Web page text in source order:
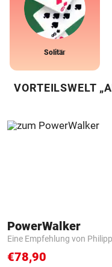
Solitär
VORTEILSWELT
PowerWalker
Eine Empfehlung von
€78,90